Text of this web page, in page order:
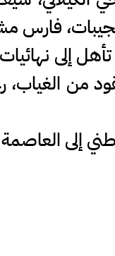
فارس
إلى
إلى الساحة
إلى